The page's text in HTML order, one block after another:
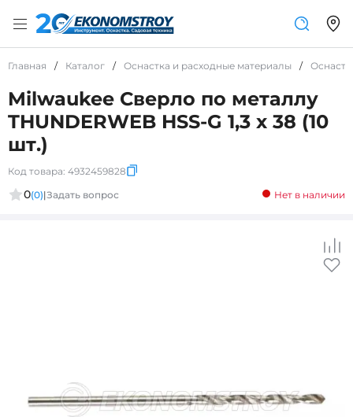
Главная / Каталог / Оснастка и расходные материалы /
Milwaukee Сверло по металлу
THUNDERWEB HSS-G 1,3 x 38 (10
шт.)
Код товара: 4932459828
0(0)|Задать вопрос Нет в наличии